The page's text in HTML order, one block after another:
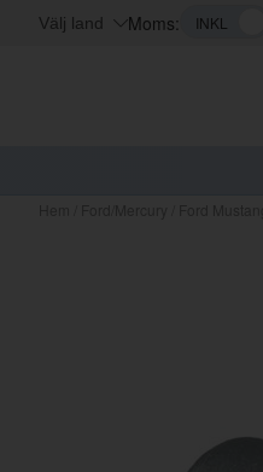
Välj land Moms: